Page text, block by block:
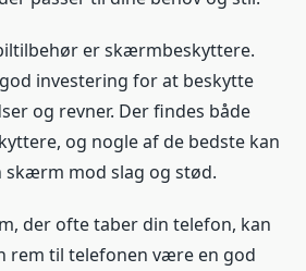
er skærmbeskyttere.
investering for at beskytte
og revner. Der findes både
og nogle af de bedste kan
skærm mod slag og stød.
der ofte taber din telefon, kan
rem til telefonen være en god